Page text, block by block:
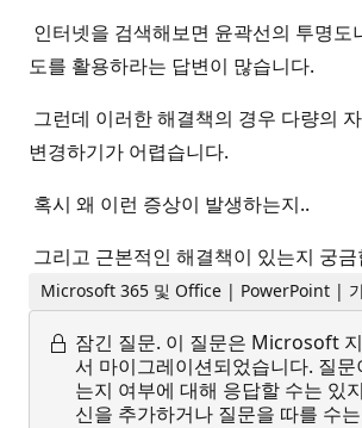
인터넷을 검색해보면 윤곽선의 투명도
도를 활용하라는 답변이 많습니다.
그런데 이러한 해결책의 경우 다량의
변경하기가 어렵습니다.
혹시 왜 이런 증상이 발생하는지..
그리고 근본적인 해결책이 있는지 궁금
Microsoft 365 및 Office | PowerPoint |
잠긴 질문. 이 질문은 Microsoft
서 마이그레이션되었습니다. 질문
는지 여부에 대해 응답할 수는 있
신을 추가하거나 질문을 따를 수